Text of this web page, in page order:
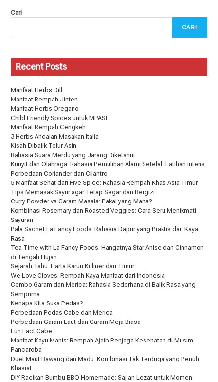
Cari
CARI
Recent Posts
Manfaat Herbs Dill
Manfaat Rempah Jinten
Manfaat Herbs Oregano
Child Friendly Spices untuk MPASI
Manfaat Rempah Cengkeh
3 Herbs Andalan Masakan Italia
Kisah Dibalik Telur Asin
Rahasia Suara Merdu yang Jarang Diketahui
Kunyit dan Olahraga: Rahasia Pemulihan Alami Setelah Latihan Intens
Perbedaan Coriander dan Cilantro
5 Manfaat Sehat dari Five Spice: Rahasia Rempah Khas Asia Timur
Tips Memasak Sayur agar Tetap Segar dan Bergizi
Curry Powder vs Garam Masala: Pakai yang Mana?
Kombinasi Rosemary dan Roasted Veggies: Cara Seru Menikmati
Sayuran
Pala Sachet La Fancy Foods: Rahasia Dapur yang Praktis dan Kaya
Rasa
Tea Time with La Fancy Foods: Hangatnya Star Anise dan Cinnamon
di Tengah Hujan
Sejarah Tahu: Harta Karun Kuliner dari Timur
We Love Cloves: Rempah Kaya Manfaat dari Indonesia
Combo Garam dan Merica: Rahasia Sederhana di Balik Rasa yang
Sempurna
Kenapa Kita Suka Pedas?
Perbedaan Pedas Cabe dan Merica
Perbedaan Garam Laut dan Garam Meja Biasa
Fun Fact Cabe
Manfaat Kayu Manis: Rempah Ajaib Penjaga Kesehatan di Musim
Pancaroba
Duet Maut Bawang dan Madu: Kombinasi Tak Terduga yang Penuh
Khasiat
DIY Racikan Bumbu BBQ Homemade: Sajian Lezat untuk Momen